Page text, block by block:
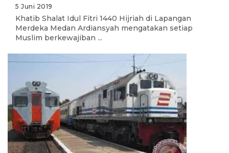
5 Juni 2019
Khatib Shalat Idul Fitri 1440 Hijriah di Lapangan
Merdeka Medan Ardiansyah mengatakan setiap
Muslim berkewajiban ...